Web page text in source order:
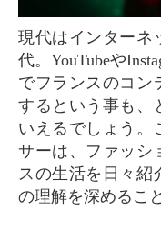
現代はインターネットやソーシャルメディアの時
代。YouTubeや
でフランスのコン
するという事も、
いえるでしょう。
サーは、ファッシ
スの生活を日々紹
の理解を深めるこ